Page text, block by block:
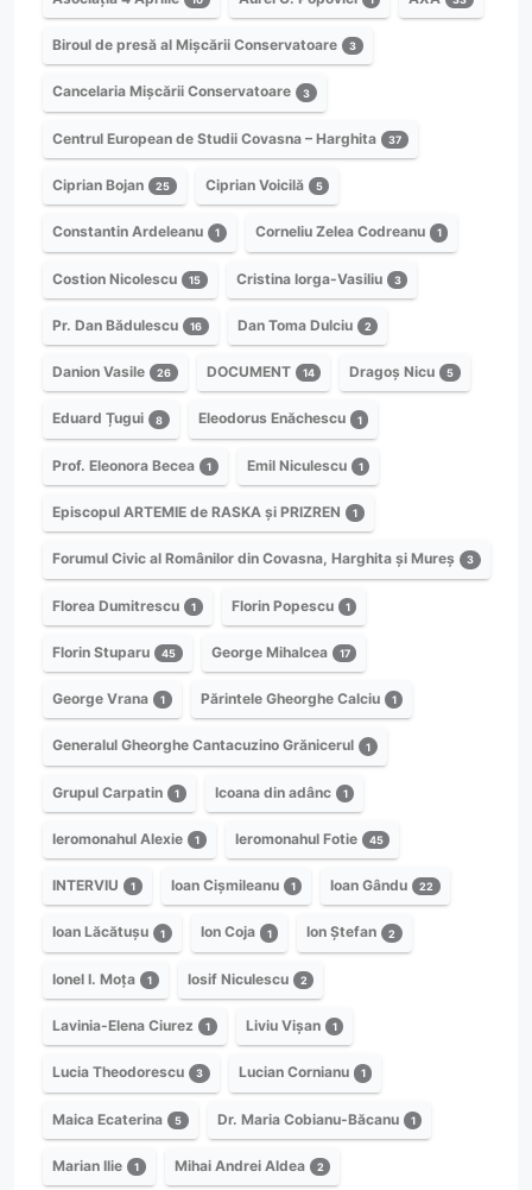
Biroul de presă al Mișcării Conservatoare 3
Cancelaria Mișcării Conservatoare 3
Centrul European de Studii Covasna – Harghita 37
Ciprian Bojan 25 Ciprian Voicilă 5
Constantin Ardeleanu 1 Corneliu Zelea Codreanu 1
Costion Nicolescu 15 Cristina Iorga-Vasiliu 3
Pr. Dan Bădulescu 16 Dan Toma Dulciu 2
Danion Vasile 26 DOCUMENT 14 Dragoș Nicu 5
Eduard Țugui 8 Eleodorus Enăchescu 1
Prof. Eleonora Becea 1 Emil Niculescu 1
Episcopul ARTEMIE de RASKA și PRIZREN 1
Forumul Civic al Românilor din Covasna, Harghita și Mureș 3
Florea Dumitrescu 1 Florin Popescu 1
Florin Stuparu 45 George Mihalcea 17
George Vrana 1 Părintele Gheorghe Calciu 1
Generalul Gheorghe Cantacuzino Grănicerul 1
Grupul Carpatin 1 Icoana din adânc 1
Ieromonahul Alexie 1 Ieromonahul Fotie 45
INTERVIU 1 Ioan Cișmileanu 1 Ioan Gându 22
Ioan Lăcătușu 1 Ion Coja 1 Ion Ștefan 2
Ionel I. Moța 1 Iosif Niculescu 2
Lavinia-Elena Ciurez 1 Liviu Vișan 1
Lucia Theodorescu 3 Lucian Cornianu 1
Maica Ecaterina 5 Dr. Maria Cobianu-Băcanu 1
Marian Ilie 1 Mihai Andrei Aldea 2